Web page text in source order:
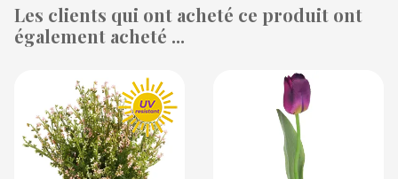
Les clients qui ont acheté ce produit ont
également acheté ...